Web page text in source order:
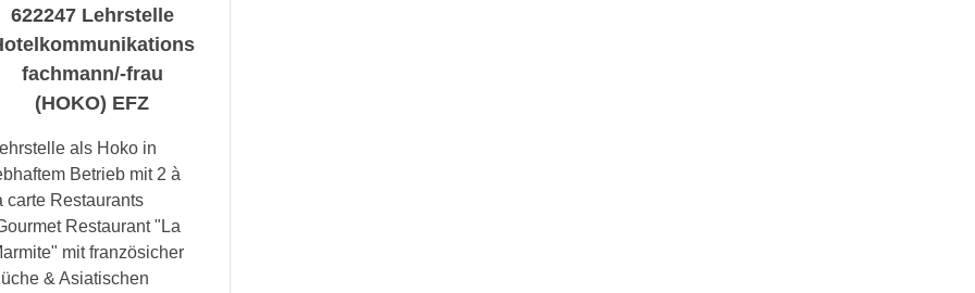
622247 Lehrstelle
fachmann/-frau
(HOKO) EFZ
als Hoko in
Betrieb mit 2 à
carte Restaurants
Restaurant "La
mit französicher
& Asiatischen